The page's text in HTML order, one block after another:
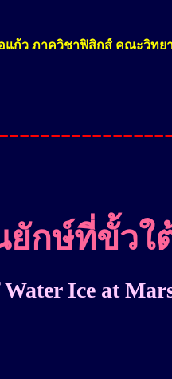
แก้ว ภาควิชาฟิสิกส์ คณะวิทย
ยักษ์ที่ขั้วใ
Ice at